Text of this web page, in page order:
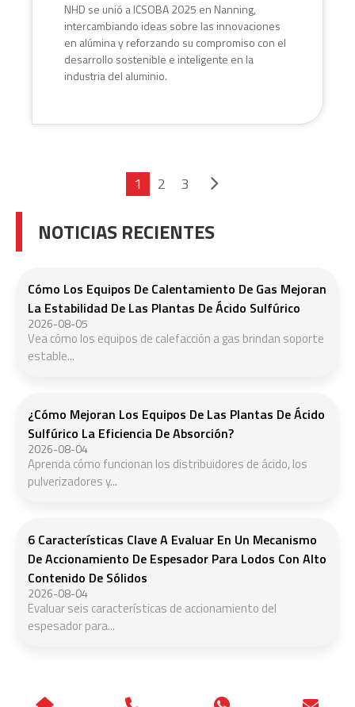
NHD se unió a ICSOBA 2025 en Nanning,
intercambiando ideas sobre las innovaciones
en alúmina y reforzando su compromiso con el
desarrollo sostenible e inteligente en la
industria del aluminio.
1 2 3
NOTICIAS RECIENTES
Cómo Los Equipos De Calentamiento De Gas Mejoran
La Estabilidad De Las Plantas De Ácido Sulfúrico
2026-08-05
Vea cómo los equipos de calefacción a gas brindan soporte
estable...
¿Cómo Mejoran Los Equipos De Las Plantas De Ácido
Sulfúrico La Eficiencia De Absorción?
2026-08-04
Aprenda cómo funcionan los distribuidores de ácido, los
pulverizadores y...
6 Características Clave A Evaluar En Un Mecanismo
De Accionamiento De Espesador Para Lodos Con Alto
Contenido De Sólidos
2026-08-04
Evaluar seis características de accionamiento del
espesador para...